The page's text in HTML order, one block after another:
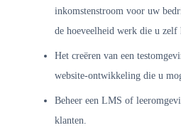
inkomstenstroom voor uw
de hoeveelheid werk die u zelf
Het creëren van een
website-ontwikkeling die u
Beheer een LMS of
klanten.